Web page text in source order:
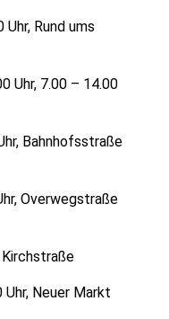
Rund ums
7.00 – 14.00
Bahnhofsstraße
Overwegstraße
Neuer Markt